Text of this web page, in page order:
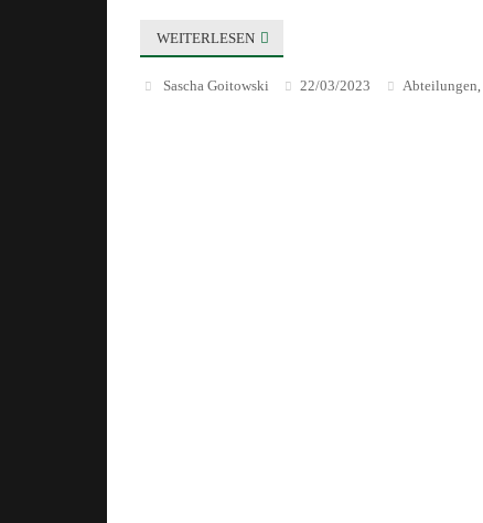
WEITERLESEN
Sascha Goitowski 22/03/2023 Abteilungen,